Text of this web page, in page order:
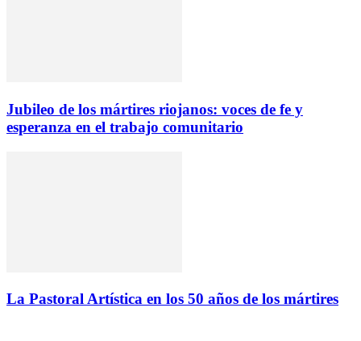
Jubileo de los mártires riojanos: voces de fe y
esperanza en el trabajo comunitario
La Pastoral Artística en los 50 años de los mártires